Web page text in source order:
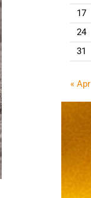
17
24
31
« Apr